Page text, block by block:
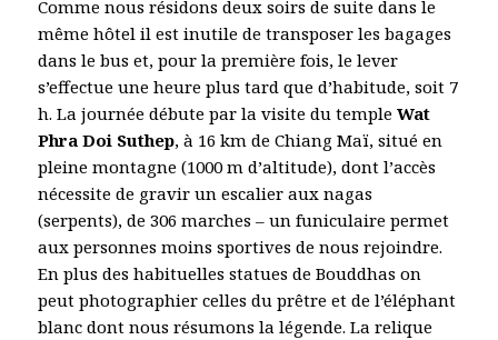
Comme nous résidons deux soirs de suite dans le
même hôtel il est inutile de transposer les bagages
dans le bus et, pour la première fois, le lever
s’effectue une heure plus tard que d’habitude, soit 7
h. La journée débute par la visite du templeWat
Phra Doi Suthep, à 16 km de Chiang Maï, situé en
pleine montagne (1000 m d’altitude), dont l’accès
nécessite de gravir un escalier aux nagas
(serpents), de 306 marches – un funiculaire permet
aux personnes moins sportives de nous rejoindre.
En plus des habituelles statues de Bouddhas on
peut photographier celles du prêtre et de l’éléphant
blanc dont nous résumons la légende. La relique